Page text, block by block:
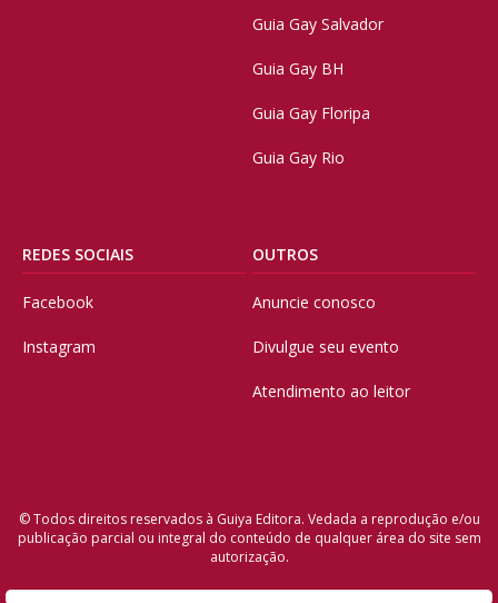
Guia Gay Salvador
Guia Gay BH
Guia Gay Floripa
Guia Gay Rio
REDES SOCIAIS
Facebook
Instagram
OUTROS
Anuncie conosco
Divulgue seu evento
Atendimento ao leitor
© Todos direitos reservados à Guiya Editora. Vedada a reprodução e/ou
publicação parcial ou integral do conteúdo de qualquer área do site sem
autorização.